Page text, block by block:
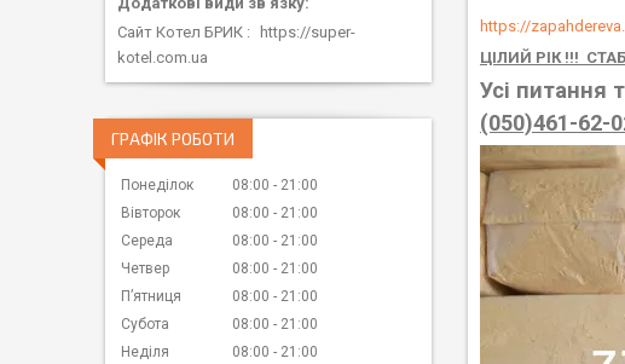
https://
ЦІЛИЙ РІК !!!
Усі питання
(050)461-62-
Сайт Котел БРИК
https://super-
kotel.com.ua
ГРАФІК РОБОТИ
Понеділок 08:00
21:00
Вівторок
08:00
21:00
Середа
08:00
21:00
Четвер
08:00
21:00
Пʼятниця
08:00
21:00
Субота
08:00
21:00
Неділя
08:00 21:00